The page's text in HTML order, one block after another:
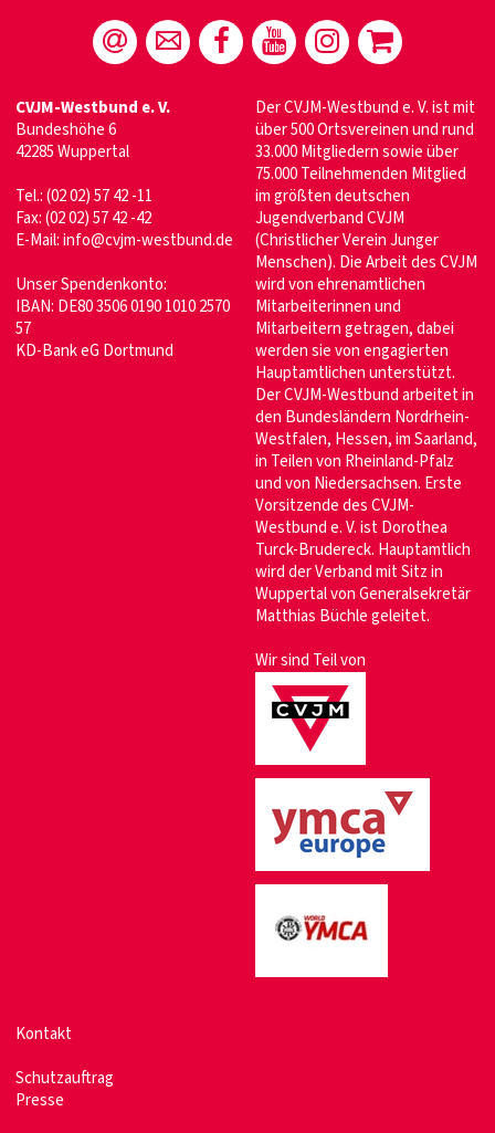
CVJM-Westbund e. V.
Bundeshöhe 6
42285 Wuppertal
Tel.: (02 02) 57 42 -11
Fax: (02 02) 57 42 -42
E-Mail:info@cvjm-westbund.de
Unser Spendenkonto:
IBAN: DE80 3506 0190 1010 2570
57
KD-Bank eG Dortmund
Der CVJM-Westbund e. V. ist mit
über 500 Ortsvereinen und rund
33.000 Mitgliedern sowie über
75.000 Teilnehmenden Mitglied
im größten deutschen
Jugendverband CVJM
(Christlicher Verein Junger
Menschen). Die Arbeit des CVJM
wird von ehrenamtlichen
Mitarbeiterinnen und
Mitarbeitern getragen, dabei
werden sie von engagierten
Hauptamtlichen unterstützt.
Der CVJM-Westbund arbeitet in
den Bundesländern Nordrhein-
Westfalen, Hessen, im Saarland,
in Teilen von Rheinland-Pfalz
und von Niedersachsen. Erste
Vorsitzende des CVJM-
Westbund e. V. ist Dorothea
Turck-Brudereck. Hauptamtlich
wird der Verband mit Sitz in
Wuppertal von Generalsekretär
Matthias Büchle geleitet.
Wir sind Teil von
Kontakt
Schutzauftrag
Presse